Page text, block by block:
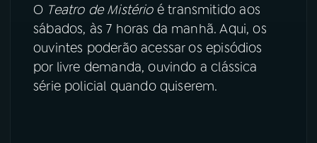
ACOMPANHE A RÁDIO NACIONAL
YouTube
O Teatro de Mistérioé transmitido aos
sábados, às 7 horas da manhã. Aqui, os
ouvintes poderão acessar os episódios
por livre demanda, ouvindo a clássica
série policial quando quiserem.